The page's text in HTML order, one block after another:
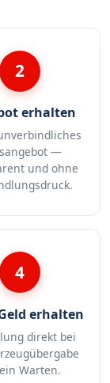
2
erhalten
—
und ohne
4
erhalten
direkt bei
Warten.